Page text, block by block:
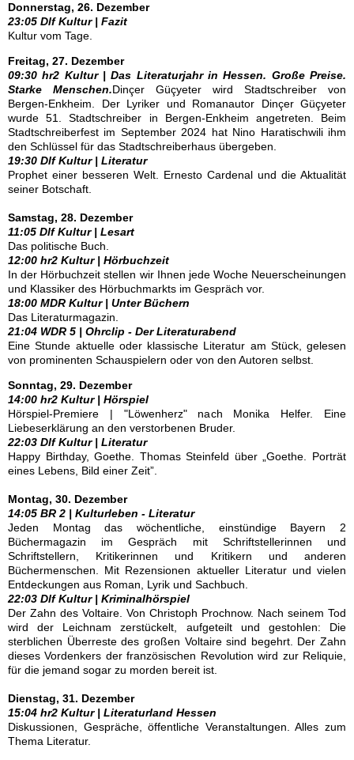
Donnerstag, 26. Dezember
23:05 Dlf Kultur | Fazit
Kultur vom Tage.
Freitag, 27. Dezember
09:30 hr2 Kultur | Das Literaturjahr in Hessen. Große Preise.
Starke Menschen.Dinçer Güçyeter wird Stadtschreiber von
Bergen-Enkheim. Der Lyriker und Romanautor Dinçer Güçyeter
wurde 51. Stadtschreiber in Bergen-Enkheim angetreten. Beim
Stadtschreiberfest im September 2024 hat Nino Haratischwili ihm
den Schlüssel für das Stadtschreiberhaus übergeben.
19:30 Dlf Kultur | Literatur
Prophet einer besseren Welt. Ernesto Cardenal und die Aktualität
seiner Botschaft.
Samstag, 28. Dezember
11:05 Dlf Kultur | Lesart
Das politische Buch.
12:00 hr2 Kultur | Hörbuchzeit
In der Hörbuchzeit stellen wir Ihnen jede Woche Neuerscheinungen
und Klassiker des Hörbuchmarkts im Gespräch vor.
18:00 MDR Kultur | Unter Büchern
Das Literaturmagazin.
21:04 WDR 5 | Ohrclip - Der Literaturabend
Eine Stunde aktuelle oder klassische Literatur am Stück, gelesen
von prominenten Schauspielern oder von den Autoren selbst.
Sonntag, 29. Dezember
14:00 hr2 Kultur | Hörspiel
Hörspiel-Premiere | "Löwenherz" nach Monika Helfer. Eine
Liebeserklärung an den verstorbenen Bruder.
22:03 Dlf Kultur | Literatur
Happy Birthday, Goethe. Thomas Steinfeld über „Goethe. Porträt
eines Lebens, Bild einer Zeit”.
Montag, 30. Dezember
14:05 BR 2 | Kulturleben - Literatur
Jeden Montag das wöchentliche, einstündige Bayern 2
Büchermagazin im Gespräch mit Schriftstellerinnen und
Schriftstellern, Kritikerinnen und Kritikern und anderen
Büchermenschen. Mit Rezensionen aktueller Literatur und vielen
Entdeckungen aus Roman, Lyrik und Sachbuch.
22:03 Dlf Kultur | Kriminalhörspiel
Der Zahn des Voltaire. Von Christoph Prochnow. Nach seinem Tod
wird der Leichnam zerstückelt, aufgeteilt und gestohlen: Die
sterblichen Überreste des großen Voltaire sind begehrt. Der Zahn
dieses Vordenkers der französischen Revolution wird zur Reliquie,
für die jemand sogar zu morden bereit ist.
Dienstag, 31. Dezember
15:04 hr2 Kultur | Literaturland Hessen
Diskussionen, Gespräche, öffentliche Veranstaltungen. Alles zum
Thema Literatur.